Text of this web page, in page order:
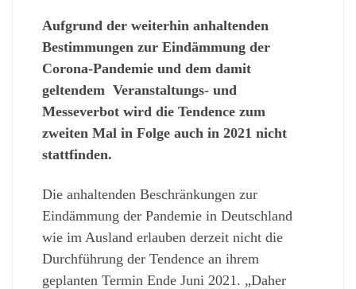
Aufgrund der weiterhin anhaltenden
Bestimmungen zur Eindämmung der
Corona-Pandemie und dem damit
geltendem Veranstaltungs- und
Messeverbot wird die Tendence zum
zweiten Mal in Folge auch in 2021 nicht
stattfinden.
Die anhaltenden Beschränkungen zur
Eindämmung der Pandemie in Deutschland
wie im Ausland erlauben derzeit nicht die
Durchführung der Tendence an ihrem
geplanten Termin Ende Juni 2021. „Daher